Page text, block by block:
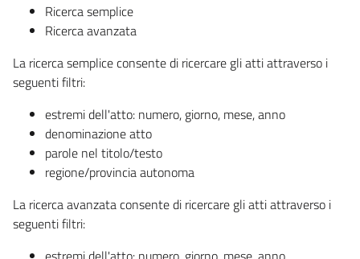
Ricerca semplice
Ricerca avanzata
La ricerca semplice consente di ricercare gli atti attraverso i
seguenti filtri:
estremi dell'atto: numero, giorno, mese, anno
denominazione atto
parole nel titolo/testo
regione/provincia autonoma
La ricerca avanzata consente di ricercare gli atti attraverso i
seguenti filtri: